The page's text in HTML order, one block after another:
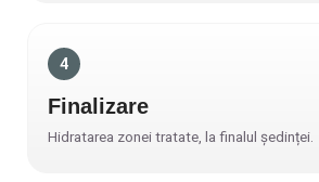
4
Finalizare
Hidratarea zonei tratate, la finalul ședinței.